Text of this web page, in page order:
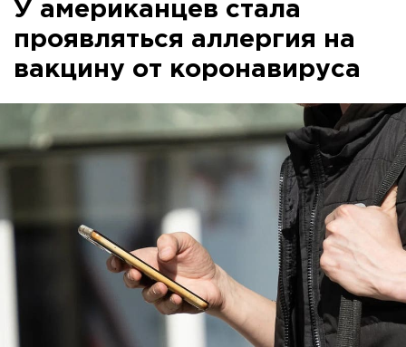
У американцев стала
проявляться аллергия на
вакцину от коронавируса